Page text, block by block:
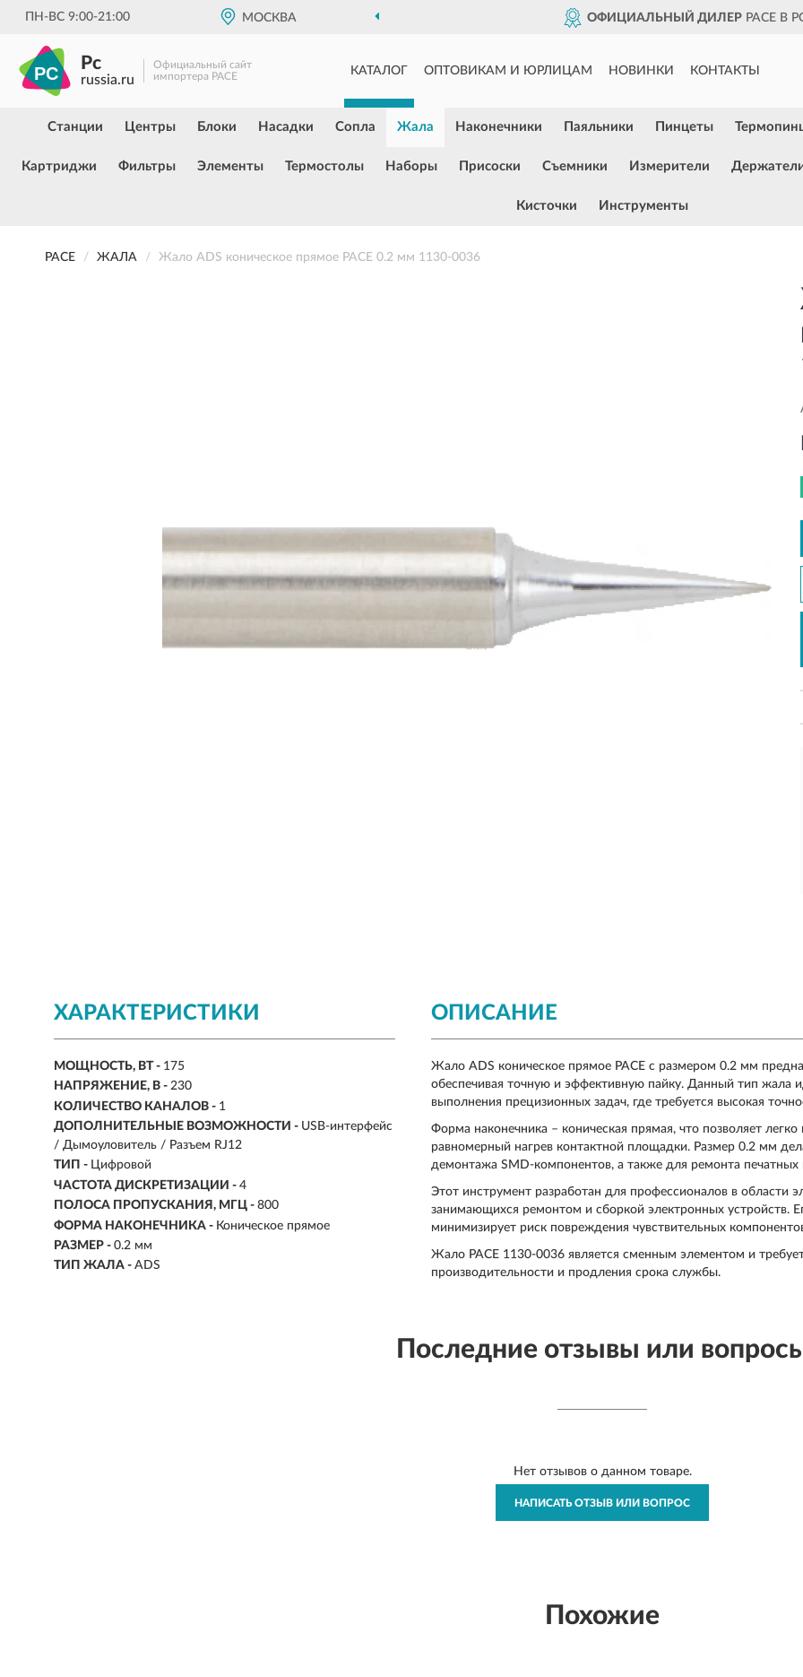
ПН-ВС 9:00-21:00 МОСКВА ОФИЦИАЛЬНЫЙ ДИЛЕР PACE В
Pc
russia.ru
Официальный сайт
импортера PACE
КАТАЛОГ ОПТОВИКАМ И ЮРЛИЦАМ НОВИНКИ КОНТАКТЫ
Станции Центры Блоки Насадки Сопла Жала Наконечники Паяльники Пинцеты
Картриджи Фильтры Элементы Термостолы Наборы Присоски Съемники Измерители
Кисточки Инструменты
PACE ЖАЛА Жало ADS коническое прямое PACE 0.2 мм 1130-0036
ХАРАКТЕРИСТИКИ
МОЩНОСТЬ, ВТ - 175
НАПРЯЖЕНИЕ, В - 230
КОЛИЧЕСТВО КАНАЛОВ - 1
ДОПОЛНИТЕЛЬНЫЕ ВОЗМОЖНОСТИ - USB-интерфейс
/ Дымоуловитель / Разъем RJ12
ТИП - Цифровой
ЧАСТОТА ДИСКРЕТИЗАЦИИ - 4
ПОЛОСА ПРОПУСКАНИЯ, МГЦ - 800
ФОРМА НАКОНЕЧНИКА - Коническое прямое
РАЗМЕР - 0.2 мм
ТИП ЖАЛА - ADS
ОПИСАНИЕ
Жало ADS коническое прямое PACE с размером 0.2 мм
обеспечивая точную и эффективную пайку. Данный тип
выполнения прецизионных задач, где требуется высокая
Форма наконечника – коническая прямая, что позволяет
равномерный нагрев контактной площадки. Размер 0.2 мм
демонтажа SMD-компонентов, а также для ремонта
Этот инструмент разработан для профессионалов в области
занимающихся ремонтом и сборкой электронных устройств.
минимизирует риск повреждения чувствительных
Жало PACE 1130-0036 является сменным элементом и
производительности и продления срока службы.
Последние отзывы или
Нет отзывов о данном товаре.
НАПИСАТЬ ОТЗЫВ ИЛИ ВОПРОС
Похожие